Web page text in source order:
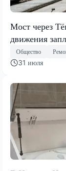
Мост через
движения
Общество
31 июля